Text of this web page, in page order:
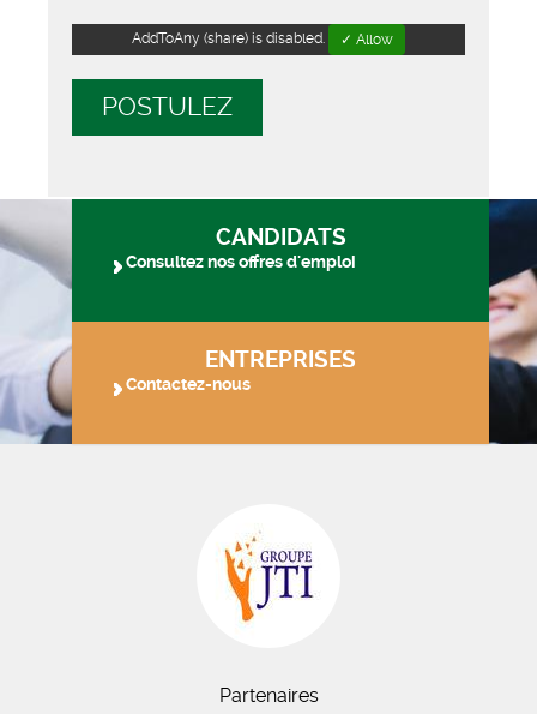
AddToAny (share) is disabled. ✓ Allow
POSTULEZ
CANDIDATS
Consultez nos offres d'emploi
ENTREPRISES
Contactez-nous
Partenaires